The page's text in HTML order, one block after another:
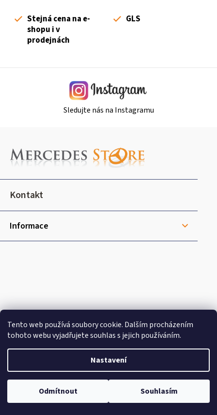
Tento web používá soubory cookie. Dalším procházením
tohoto webu vyjadřujete souhlas s jejich používáním.
Nastavení
Odmítnout Souhlasím
i
s
u
Stejná cena na e-
shopu i v
prodejnách
GLS
Sledujte nás na Instagramu
a
í
Kontakt
Informace
Doprava